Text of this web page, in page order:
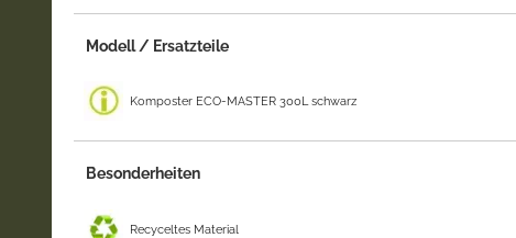
Modell / Ersatzteile
Komposter ECO-MASTER 300L schwarz
Besonderheiten
Recyceltes Material